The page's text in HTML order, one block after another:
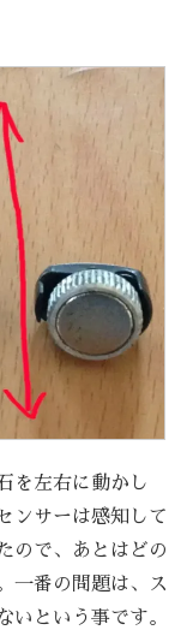
を左右に動かし
ンサーは感知して
ので、あとはどの
一番の問題は、ス
いという事です。